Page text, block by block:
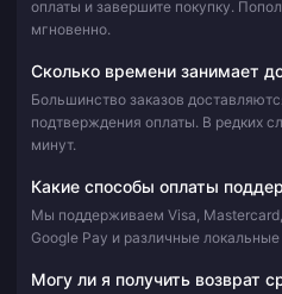
оплаты и завершите покупку.
мгновенно.
Сколько времени занимает
Большинство заказов
подтверждения оплаты. В редких
минут.
Какие способы оплаты
Мы поддерживаем Visa, Mastercard,
Google Pay и различные
Могу ли я получить возврат